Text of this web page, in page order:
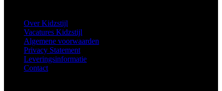
Over Kidzstijl
Vacatures Kidzstijl
Algemene voorwaarden
Privacy Statement
Leveringsinformatie
Contact